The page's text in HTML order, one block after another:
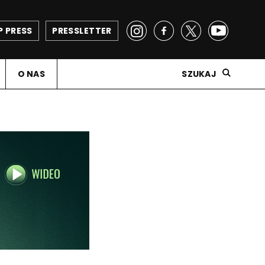
PRESSLETTER
PRESS
O NAS SZUKAJ